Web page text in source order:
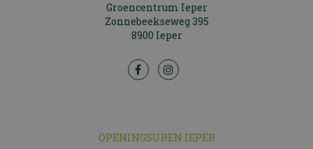
Groencentrum Ieper
Zonnebeekseweg 395
8900 Ieper
OPENINGSUREN IEPER